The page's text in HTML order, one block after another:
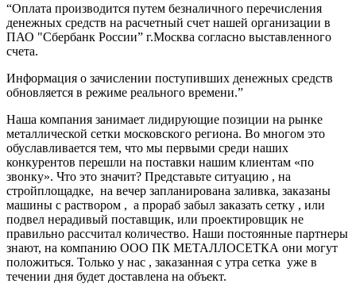
“Оплата производится путем безналичного перечисления
денежных средств на расчетный счет нашей организации в
ПАО "Сбербанк России” г.Москва согласно выставленного
счета.
Информация о зачислении поступивших денежных средств
обновляется в режиме реального времени.”
Наша компания занимает лидирующие позиции на рынке
металлической сетки московского региона. Во многом это
обуславливается тем, что мы первыми среди наших
конкурентов перешли на поставки нашим клиентам «по
звонку». Что это значит? Представьте ситуацию , на
стройплощадке, на вечер запланирована заливка, заказаны
машины с раствором , а прораб забыл заказать сетку , или
подвел нерадивый поставщик, или проектировщик не
правильно рассчитал количество. Наши постоянные партнеры
знают, на компанию ООО ПК МЕТАЛЛОСЕТКА они могут
положиться. Только у нас , заказанная с утра сетка уже в
течении дня будет доставлена на объект.